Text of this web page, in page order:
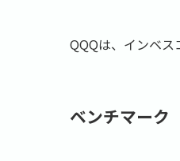
QQQは、インベス
ベンチマーク